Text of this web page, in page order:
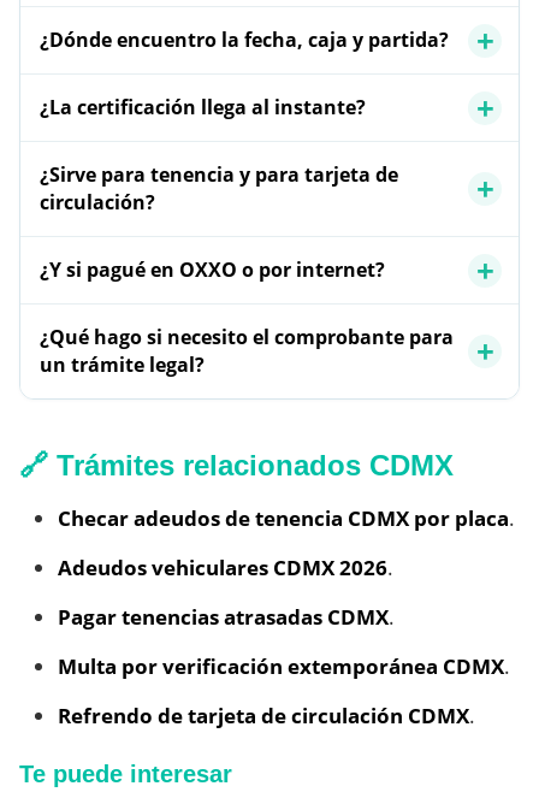
¿Dónde encuentro la fecha, caja y partida?
¿La certificación llega al instante?
¿Sirve para tenencia y para tarjeta de
circulación?
¿Y si pagué en OXXO o por internet?
¿Qué hago si necesito el comprobante para
un trámite legal?
🔗 Trámites relacionados CDMX
Checar adeudos de tenencia CDMX por placa.
Adeudos vehiculares CDMX 2026.
Pagar tenencias atrasadas CDMX.
Multa por verificación extemporánea CDMX.
Refrendo de tarjeta de circulación CDMX.
Te puede interesar